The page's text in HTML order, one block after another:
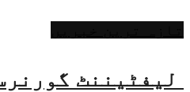
لیفٹیننٹ